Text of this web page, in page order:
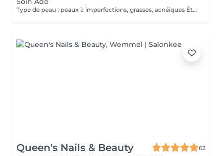
Type de peau : peaux à imperfections, grasses, acnéiques Étapes du soin : Nettoyant Gommage vapozone Extraction des comédons Sérum Masque Crème
Queen's Nails & Beauty
62